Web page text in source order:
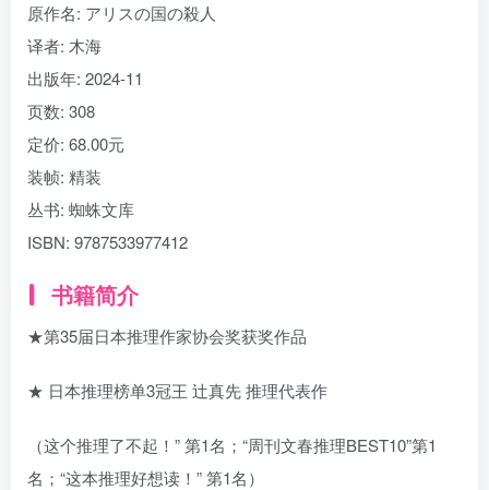
原作名: アリスの国の殺人
译者: 木海
出版年: 2024-11
页数: 308
定价: 68.00元
装帧: 精装
丛书: 蜘蛛文库
ISBN: 9787533977412
书籍简介
★第35届日本推理作家协会奖获奖作品
★ 日本推理榜单3冠王 辻真先 推理代表作
（这个推理了不起！” 第1名；“周刊文春推理BEST10”第1
名；“这本推理好想读！” 第1名）